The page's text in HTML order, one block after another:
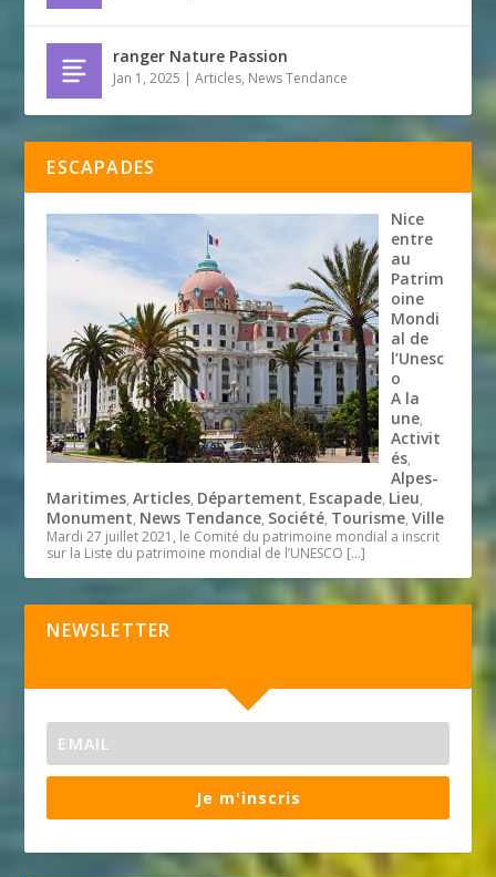
ranger Nature Passion
Jan 1, 2025 |Articles, News Tendance
ESCAPADES
Nice
entre
au
Patrim
oine
Mondi
al de
l’Unesc
o
A la
une,
Activit
és,
Alpes-
Maritimes,Articles, Département, Escapade, Lieu,
Monument, News Tendance, Société, Tourisme,Ville
Mardi 27 juillet 2021, le Comité du patrimoine mondial a inscrit
sur la Liste du patrimoine mondial de l’UNESCO […]
NEWSLETTER
Je m'inscris